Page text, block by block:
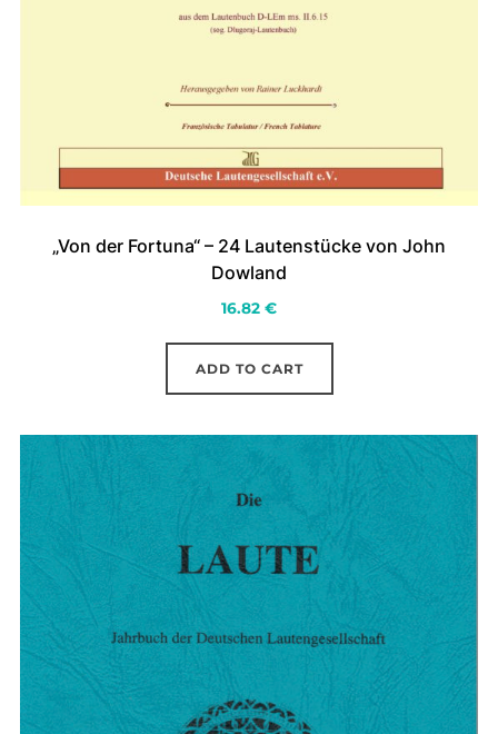
„Von der Fortuna“ – 24 Lautenstücke von John
Dowland
16.82 €
ADD TO CART